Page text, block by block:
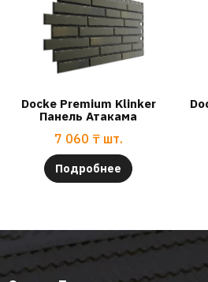
Docke Premium Klinker
Панель Атакама
7 060 ₸ шт.
Подробнее